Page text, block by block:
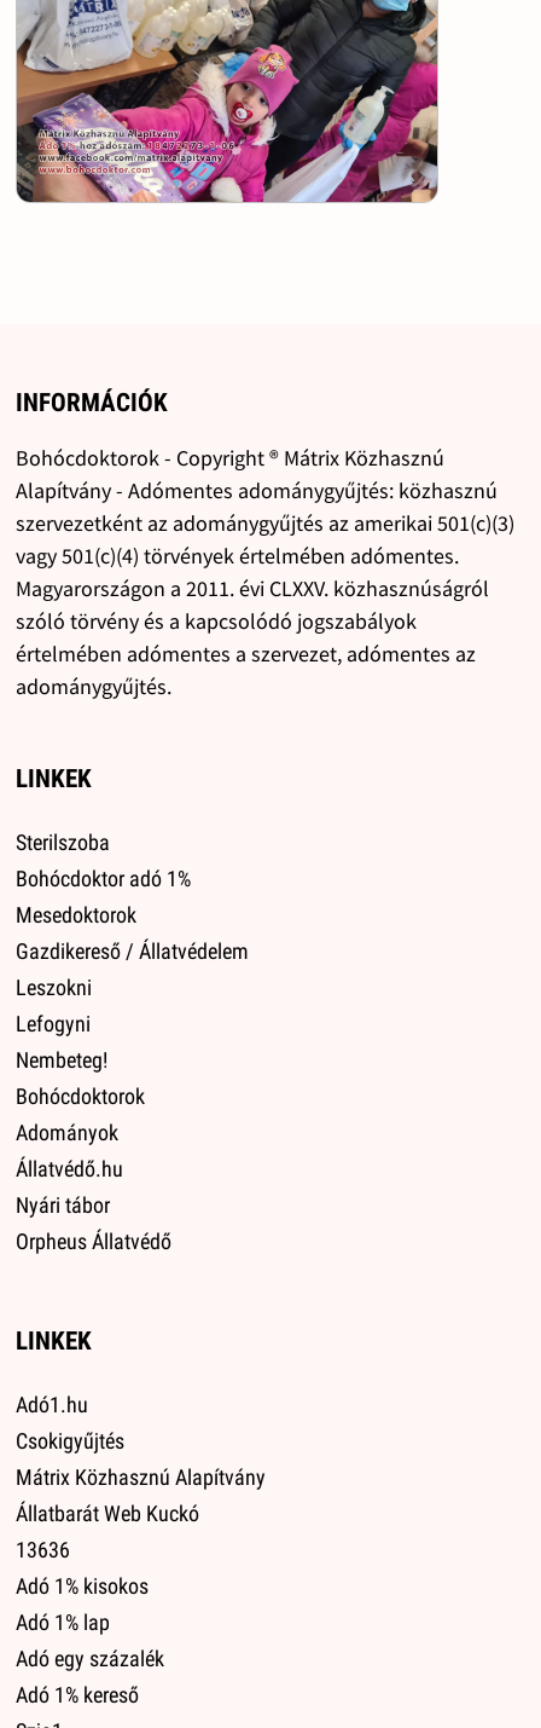
INFORMÁCIÓK
Bohócdoktorok - Copyright ® Mátrix Közhasznú
Alapítvány - Adómentes adománygyűjtés: közhasznú
szervezetként az adománygyűjtés az amerikai 501(c)(3)
vagy 501(c)(4) törvények értelmében adómentes.
Magyarországon a 2011. évi CLXXV. közhasznúságról
szóló törvény és a kapcsolódó jogszabályok
értelmében adómentes a szervezet, adómentes az
adománygyűjtés.
LINKEK
Sterilszoba
Bohócdoktor adó 1%
Mesedoktorok
Gazdikereső / Állatvédelem
Leszokni
Lefogyni
Nembeteg!
Bohócdoktorok
Adományok
Állatvédő.hu
Nyári tábor
Orpheus Állatvédő
LINKEK
Adó1.hu
Csokigyűjtés
Mátrix Közhasznú Alapítvány
Állatbarát Web Kuckó
13636
Adó 1% kisokos
Adó 1% lap
Adó egy százalék
Adó 1% kereső